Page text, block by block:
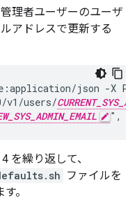
理者ユーザーのユーザ
アドレスで更新する
json -X
v1/users/
",
を繰り返して、
ファイルを
。